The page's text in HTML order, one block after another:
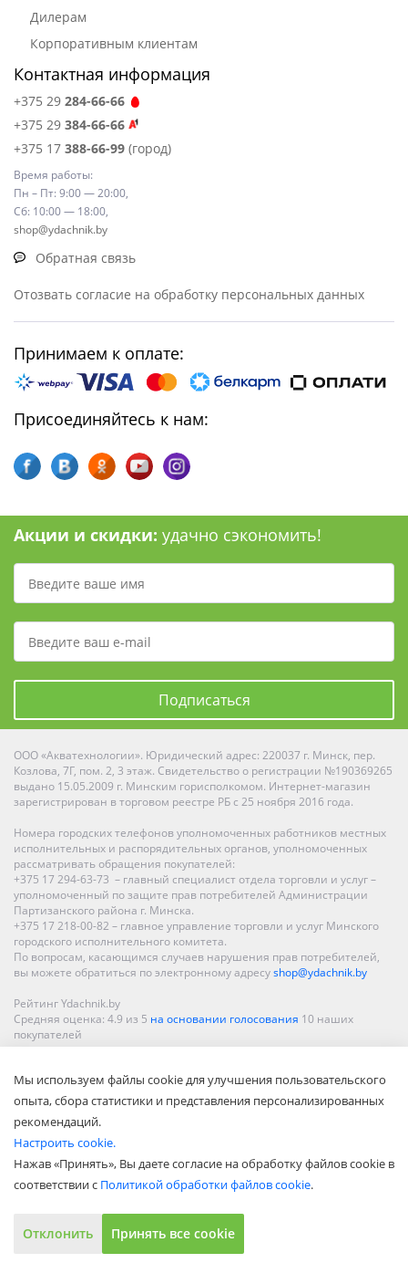
Дилерам
Корпоративным клиентам
Контактная информация
+375 29 284-66-66
+375 29 384-66-66
+375 17 388-66-99 (город)
Время работы:
Пн – Пт: 9:00 — 20:00,
Сб: 10:00 — 18:00,
shop@ydachnik.by
Обратная связь
Отозвать согласие на обработку персональных данных
Принимаем к оплате:
Присоединяйтесь к нам:
Акции и скидки: удачно сэкономить!
Подписаться
ООО «Акватехнологии». Юридический адрес: 220037 г. Минск, пер.
Козлова, 7Г, пом. 2, 3 этаж. Свидетельство о регистрации №190369265
выдано 15.05.2009 г. Минским горисполкомом. Интернет-магазин
зарегистрирован в торговом реестре РБ с 25 ноября 2016 года.
Номера городских телефонов уполномоченных работников местных
исполнительных и распорядительных органов, уполномоченных
рассматривать обращения покупателей:
+375 17 294-63-73 – главный специалист отдела торговли и услуг –
уполномоченный по защите прав потребителей Администрации
Партизанского района г. Минска.
+375 17 218-00-82 – главное управление торговли и услуг Минского
городского исполнительного комитета.
По вопросам, касающимся случаев нарушения прав потребителей,
вы можете обратиться по электронному адресуshop@ydachnik.by
Рейтинг Ydachnik.by
Средняя оценка: 4.9 из 5 на основании голосования 10 наших
покупателей
Гродно, Могилеве, Бобруйске, Барановичах, Молодечно,
Новополоцке, Пинске, Солигорске. При заказе в интернет-магазине
доставка осуществляется по всей Беларуси.
Показать полную версию
© ООО «Акватехнологии», 2002—2022
Мы используем файлы cookie для улучшения пользовательского
опыта, сбора статистики и представления персонализированных
рекомендаций.
Настроить cookie.
Нажав «Принять», Вы даете согласие на обработку файлов cookie в
соответствии с Политикой обработки файлов cookie.
Отклонить Принять все cookie